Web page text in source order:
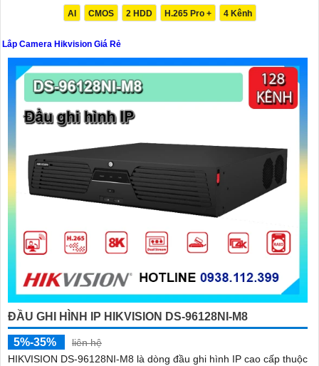
AI CMOS 2 HDD H.265 Pro + 4 Kênh
Lắp Camera Hikvision Giá Rẻ
ĐẦU GHI HÌNH IP HIKVISION DS-96128NI-M8
5%-35%
liên hệ
HIKVISION DS-96128NI-M8 là dòng đầu ghi hình IP cao cấp thuộc